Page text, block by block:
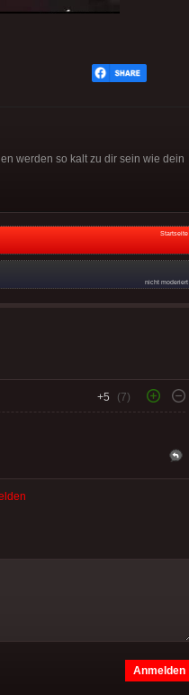
werden so kalt zu dir sein wie dein
Startseite
nicht moderiert
+5 (7)